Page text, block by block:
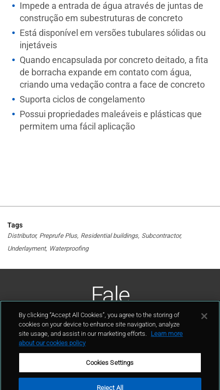
Impede a entrada de água através de juntas de
construção em subestruturas de concreto
Está disponível em versões tubulares sólidas ou
injetáveis
Quando encapsulada por concreto deitado, a fita
de borracha expande em contato com água,
criando uma vedação contra a face de concreto
Suporta ciclos de congelamento
Possui propriedades maleáveis e plásticas que
permitem uma fácil aplicação
Tags
Distributor Preprufe Plus Residential buildings Subcontractor
Underlayment Waterproofing
Fale
Conosco
By clicking “Accept All Cookies”, you agree to the storing of
cookies on your device to enhance site navigation, analyze
site usage, and assist in our marketing efforts.
Learn more
about our cookies policy
Cookies Settings
Reject All